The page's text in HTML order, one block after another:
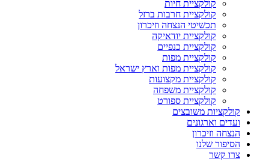
קולקציית חיות
קולקציית חרבות ברזל
תכשיטי הנצחה וזיכרון
קולקציית יודאיקה
קולקציית כנפיים
קולקציית מפות
קולקציית מפות וארץ ישראל
קולקציית מקצועות
קולקציית משפחה
קולקציית ספורט
משובצים
וארגונים
וזיכרון
שלנו
קשר